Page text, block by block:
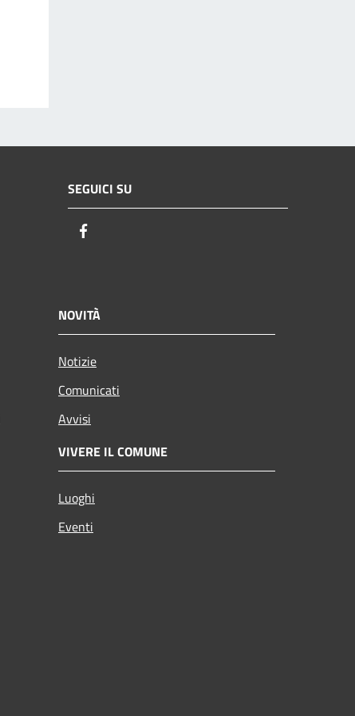
SEGUICI SU
NOVITÀ
Notizie
Comunicati
Avvisi
VIVERE IL COMUNE
Luoghi
Eventi